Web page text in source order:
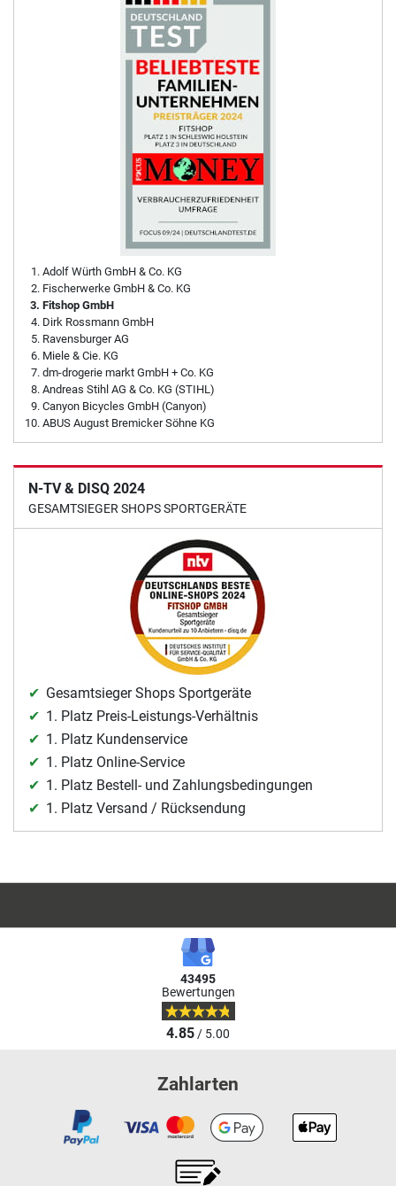
Adolf Würth GmbH & Co. KG
Fischerwerke GmbH & Co. KG
Fitshop GmbH
Dirk Rossmann GmbH
Ravensburger AG
Miele & Cie. KG
dm-drogerie markt GmbH + Co. KG
Andreas Stihl AG & Co. KG (STIHL)
Canyon Bicycles GmbH (Canyon)
ABUS August Bremicker Söhne KG
N-TV & DISQ 2024
GESAMTSIEGER SHOPS SPORTGERÄTE
Gesamtsieger Shops Sportgeräte
1. Platz Preis-Leistungs-Verhältnis
1. Platz Kundenservice
1. Platz Online-Service
1. Platz Bestell- und Zahlungsbedingungen
1. Platz Versand / Rücksendung
43495
Bewertungen
4.85/ 5.00
Zahlarten